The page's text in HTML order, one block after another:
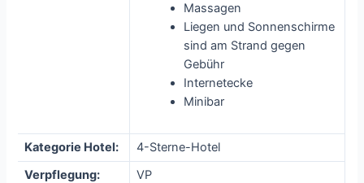
Massagen
Liegen und Sonnenschirme
sind am Strand gegen
Gebühr
Internetecke
Minibar
Kategorie Hotel:
4-Sterne-Hotel
Verpflegung:
VP